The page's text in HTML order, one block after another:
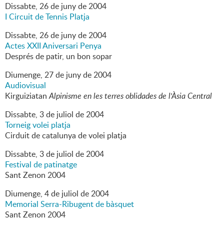
Dissabte, 26de junyde2004
I Circuit de Tennis Platja
Dissabte, 26de junyde2004
Actes XXII Aniversari Penya
Després de patir, un bon sopar
Diumenge, 27de junyde2004
Audiovisual
KirguiziatanAlpinisme en les terres oblidades de l'Àsia Central
Dissabte, 3de juliol de2004
Torneig volei platja
Cirduit de catalunya de volei platja
Dissabte, 3de juliol de2004
Festival de patinatge
Sant Zenon 2004
Diumenge, 4de juliol de2004
Memorial Serra-Ribugent de bàsquet
Sant Zenon 2004